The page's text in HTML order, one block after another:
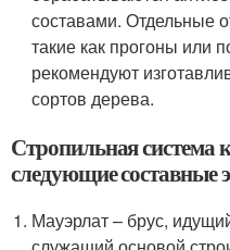
составами. Отдельные
такие как прогоны или
рекомендуют
сортов дерева.
Стропильная система
следующие составные
Мауэрлат – брус,